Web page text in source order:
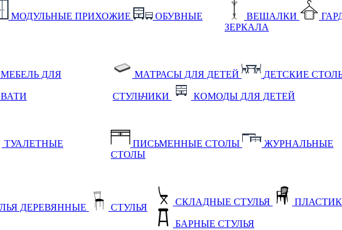
МОДУЛЬНЫЕ ПРИХОЖИЕ
ОБУВНЫЕ
ВЕШАЛКИ
ЗЕРКАЛА
МЕБЕЛЬ ДЛЯ МАТРАСЫ ДЛЯ ДЕТЕЙ ДЕТСКИЕ
СТУЛЬЧИКИ КОМОДЫ ДЛЯ ДЕТЕЙ
ТУАЛЕТНЫЕ
ПИСЬМЕННЫЕ СТОЛЫ
ЖУРНАЛЬНЫЕ
СТОЛЫ
ДЕРЕВЯННЫЕ
СТУЛЬЯ
СКЛАДНЫЕ СТУЛЬЯ
БАРНЫЕ СТУЛЬЯ